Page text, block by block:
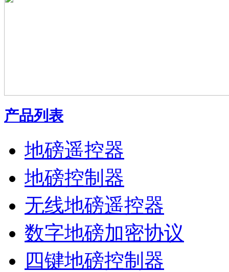
产品列表
地磅遥控器
地磅控制器
无线地磅遥控器
数字地磅加密协议
四键地磅控制器